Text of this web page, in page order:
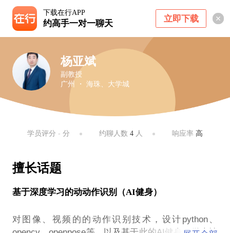
下载在行APP
约高手一对一聊天 立即下载
杨亚斌
副教授
广州 ・ 海珠、大学城
学员评分 - 分 约聊人数 4人 响应率高
擅长话题
基于深度学习的动动作识别（AI健身）
对图像、视频的的动作识别技术，设计python、